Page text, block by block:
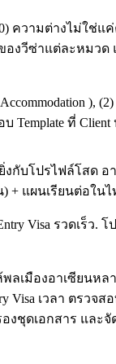
ความต่างไม่ใช่
ของวีซ่าแต่ละหมว
),
ที่ Client
กับโปรไฟล์โสด อ
+ แผนเรียนต่อในไ
Visa รวดเร็ว.
เมืองอาเซียนหลา
Visa เวลา ตรวจ
งชุดเอกสาร และ